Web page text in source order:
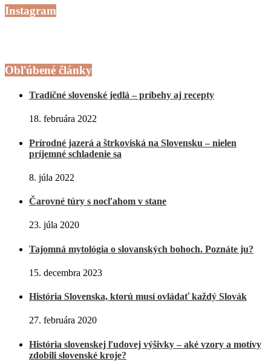
Instagram
Obľúbené články
Tradičné slovenské jedlá – príbehy aj recepty
18. februára 2022
Prírodné jazerá a štrkoviská na Slovensku – nielen
príjemné schladenie sa
8. júla 2022
Čarovné túry s nocľahom v stane
23. júla 2020
Tajomná mytológia o slovanských bohoch. Poznáte ju?
15. decembra 2023
História Slovenska, ktorú musí ovládať každý Slovák
27. februára 2020
História slovenskej ľudovej výšivky – aké vzory a motívy
zdobili slovenské kroje?